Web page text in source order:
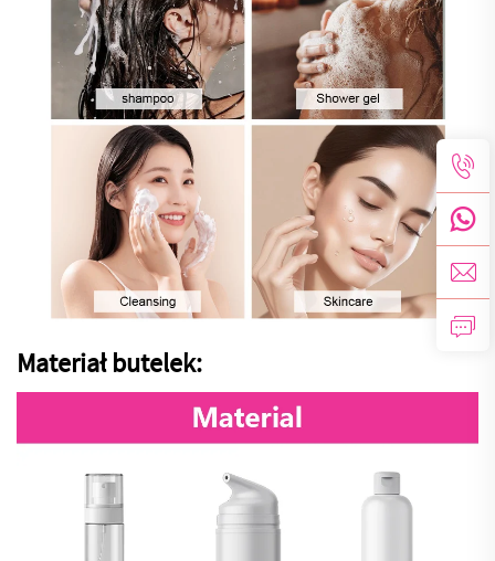
Materiał butelek: